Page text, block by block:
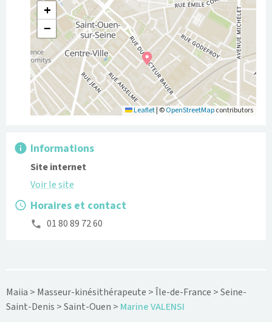
+
−
Leaflet| ©OpenStreetMapcontributors
Informations
Site internet
Voir le site
Horaires et contact
01 80 89 72 60
Maiia > Masseur-kinésithérapeute >Île-de-France >Seine-
Saint-Denis >Saint-Ouen > Marine VALENSI